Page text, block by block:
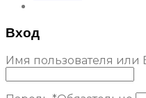
Вход
Имя пользователя или